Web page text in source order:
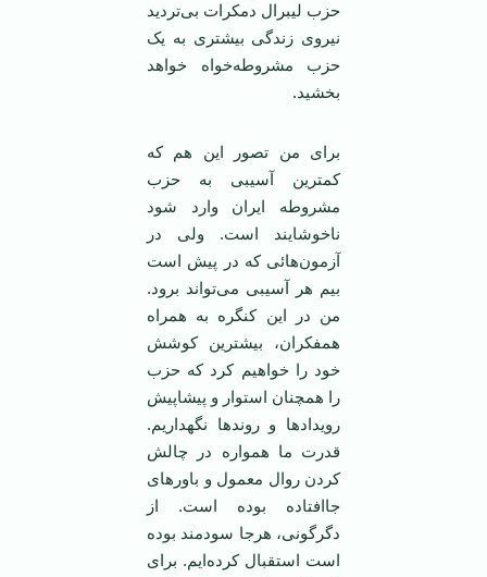
حزب لیبرال دمکرات بی‌تردید
نیروی زندگی بیشتری به یک
حزب مشروطه‌خواه خواهد
بخشید.
برای من تصور این هم که
کمترین آسیبی به حزب
مشروطه ایران وارد شود
ناخوشایند است. ولی در
آزمون‌هائی که در پیش است
بیم هر آسیبی می‌تواند برود.
من در این کنگره به همراه
همفکران، بیشترین کوشش
خود را خواهیم کرد که حزب
را همچنان استوار و پیشاپیش
رویدادها و روندها نگهداریم.
قدرت ما همواره در چالش
کردن روال معمول و باورهای
جاافتاده بوده است. از
دگرگونی، هرجا سودمند بوده
است استقبال کرده‌ایم. برای